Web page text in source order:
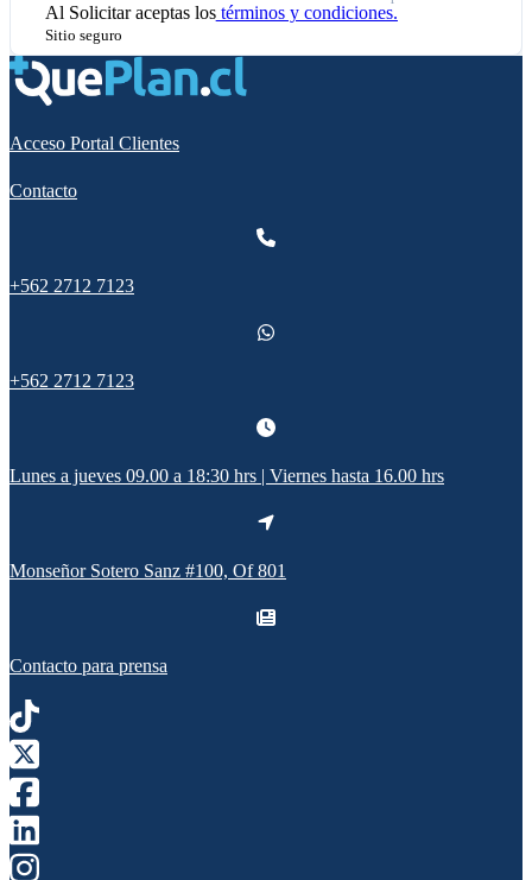
Al Solicitaraceptas lostérminos y condiciones.
Sitio seguro
Acceso Portal Clientes
Contacto
+562 2712 7123
+562 2712 7123
Lunes a jueves 09.00 a 18:30 hrs | Viernes hasta 16.00 hrs
Monseñor Sotero Sanz #100, Of 801
Contacto para prensa